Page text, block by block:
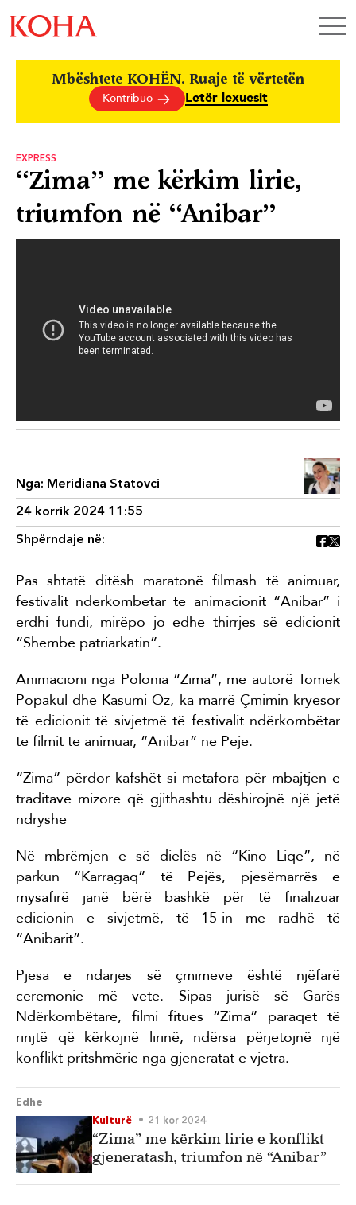
Mbështete KOHËN. Ruaje të vërtetën
Kontribuo Letër lexuesit
EXPRESS
“Zima” me kërkim lirie,
triumfon në “Anibar”
Nga: Meridiana Statovci
24 korrik 2024 11:55
Shpërndaje në:
Pas shtatë ditësh maratonë filmash të animuar,
festivalit ndërkombëtar të animacionit “Anibar” i
erdhi fundi, mirëpo jo edhe thirrjes së edicionit
“Shembe patriarkatin”.
Animacioni nga Polonia “Zima”, me autorë Tomek
Popakul dhe Kasumi Oz, ka marrë Çmimin kryesor
të edicionit të sivjetmë të festivalit ndërkombëtar
të filmit të animuar, “Anibar” në Pejë.
“Zima” përdor kafshët si metafora për mbajtjen e
traditave mizore që gjithashtu dëshirojnë një jetë
ndryshe
Në mbrëmjen e së dielës në “Kino Liqe”, në
parkun “Karragaq” të Pejës, pjesëmarrës e
mysafirë janë bërë bashkë për të finalizuar
edicionin e sivjetmë, të 15-in me radhë të
“Anibarit”.
Pjesa e ndarjes së çmimeve është njëfarë
ceremonie më vete. Sipas jurisë së Garës
Ndërkombëtare, filmi fitues “Zima” paraqet të
rinjtë që kërkojnë lirinë, ndërsa përjetojnë një
konflikt pritshmërie nga gjeneratat e vjetra.
Edhe
Kulturë
21 kor 2024
“Zima” me kërkim lirie e konflikt
gjeneratash, triumfon në “Anibar”